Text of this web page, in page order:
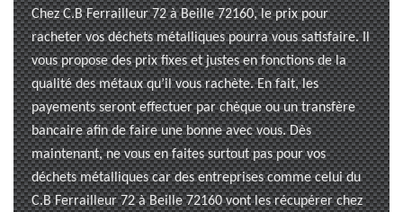
Chez C.B Ferrailleur 72 à Beille 72160, le prix pour
racheter vos déchets métalliques pourra vous satisfaire. Il
vous propose des prix fixes et justes en fonctions de la
qualité des métaux qu’il vous rachète. En fait, les
payements seront effectuer par chèque ou un transfère
bancaire afin de faire une bonne avec vous. Dès
maintenant, ne vous en faites surtout pas pour vos
déchets métalliques car des entreprises comme celui du
C.B Ferrailleur 72 à Beille 72160 vont les récupérer chez